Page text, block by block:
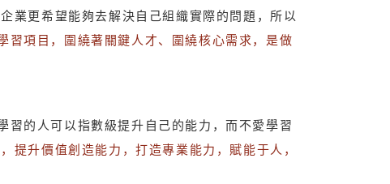
業更希望能夠去解決自己組織實際的問題，所以
習項目，圍繞著關鍵人才、圍繞核心需求，是做
習的人可以指數級提升自己的能力，而不愛學習
提升價值創造能力，打造專業能力，賦能于人，